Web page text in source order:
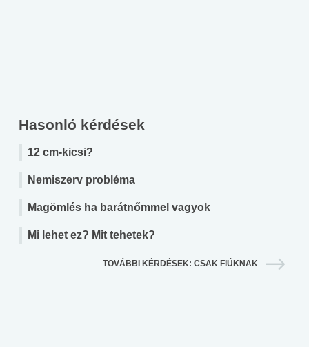
Hasonló kérdések
12 cm-kicsi?
Nemiszerv probléma
Magömlés ha barátnőmmel vagyok
Mi lehet ez? Mit tehetek?
TOVÁBBI KÉRDÉSEK: CSAK FIÚKNAK